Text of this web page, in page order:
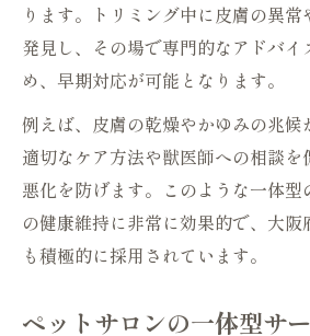
ります。トリミング中に皮膚の異
発見し、その場で専門的なアドバイ
め、早期対応が可能となります。
例えば、皮膚の乾燥やかゆみの兆候
適切なケア方法や獣医師への相談
悪化を防げます。このような一体
の健康維持に非常に効果的で、大
も積極的に採用されています。
ペットサロンの一体型サ